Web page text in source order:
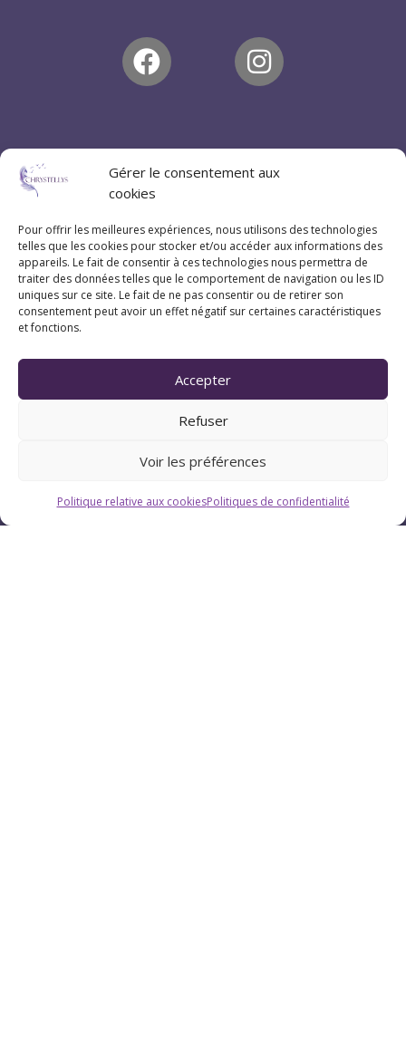
Gérer le consentement aux
cookies
Pour offrir les meilleures expériences, nous utilisons des technologies
telles que les cookies pour stocker et/ou accéder aux informations des
appareils. Le fait de consentir à ces technologies nous permettra de
traiter des données telles que le comportement de navigation ou les ID
uniques sur ce site. Le fait de ne pas consentir ou de retirer son
consentement peut avoir un effet négatif sur certaines caractéristiques
et fonctions.
Accepter
Refuser
Voir les préférences
Politique relative aux cookiesPolitiques de confidentialité
Horaires
Du lundi au vendredi : 9h-12h / 13h-18h
Le samedi : 9h-12h